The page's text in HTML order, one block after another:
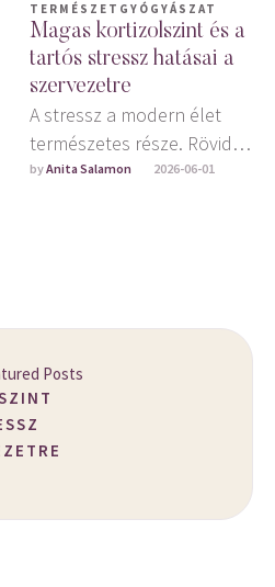
TERMÉSZETGYÓGYÁSZAT
Magas kortizolszint és a
tartós stressz hatásai a
szervezetre
A stressz a modern élet
természetes része. Rövid
távon segíthet
by Anita Salamon 2026-06-01
Posts